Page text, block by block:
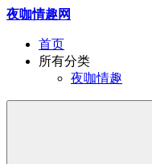
夜咖情趣网
首页
所有分类
夜咖情趣